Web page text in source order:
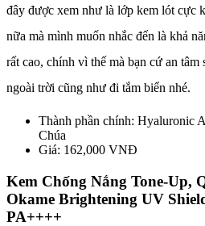
đây được xem như là lớp kem lót cực
nữa mà mình muốn nhắc đến là khả
rất cao, chính vì thế mà bạn cứ an tâm
ngoài trời cũng như đi tắm biển nhé.
Thành phần chính: Hyaluronic
Chúa
Giá: 162,000 VNĐ
Kem Chống Nắng Tone-Up,
Okame Brightening UV
PA++++